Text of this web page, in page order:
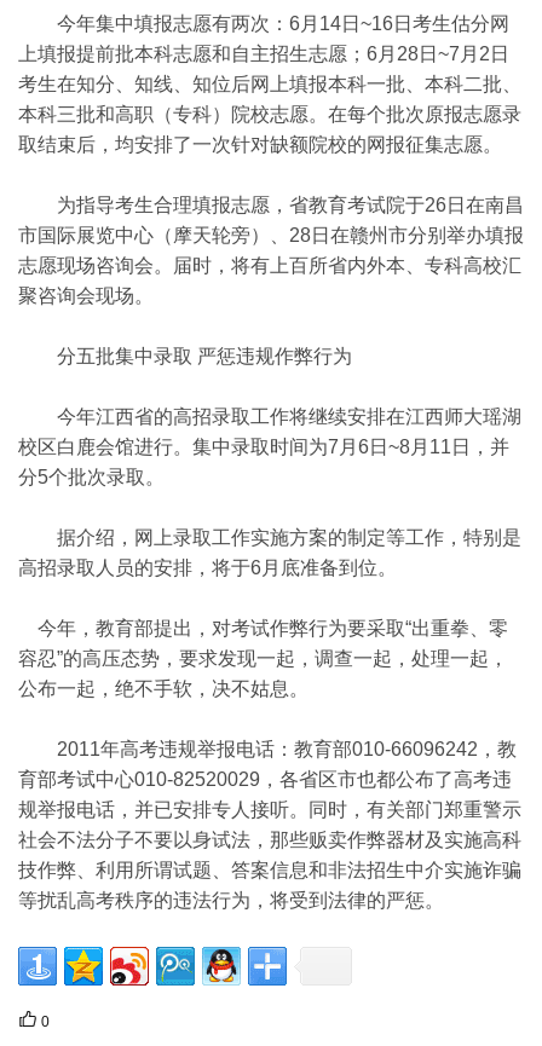
今年集中填报志愿有两次：6月14日~16日考生估分网
上填报提前批本科志愿和自主招生志愿；6月28日~7月2日
考生在知分、知线、知位后网上填报本科一批、本科二批、
本科三批和高职（专科）院校志愿。在每个批次原报志愿录
取结束后，均安排了一次针对缺额院校的网报征集志愿。
为指导考生合理填报志愿，省教育考试院于26日在南昌
市国际展览中心（摩天轮旁）、28日在赣州市分别举办填报
志愿现场咨询会。届时，将有上百所省内外本、专科高校汇
聚咨询会现场。
分五批集中录取 严惩违规作弊行为
今年江西省的高招录取工作将继续安排在江西师大瑶湖
校区白鹿会馆进行。集中录取时间为7月6日~8月11日，并
分5个批次录取。
据介绍，网上录取工作实施方案的制定等工作，特别是
高招录取人员的安排，将于6月底准备到位。
今年，教育部提出，对考试作弊行为要采取“出重拳、零
容忍”的高压态势，要求发现一起，调查一起，处理一起，
公布一起，绝不手软，决不姑息。
2011年高考违规举报电话：教育部010-66096242，教
育部考试中心010-82520029，各省区市也都公布了高考违
规举报电话，并已安排专人接听。同时，有关部门郑重警示
社会不法分子不要以身试法，那些贩卖作弊器材及实施高科
技作弊、利用所谓试题、答案信息和非法招生中介实施诈骗
等扰乱高考秩序的违法行为，将受到法律的严惩。
0